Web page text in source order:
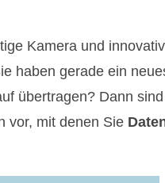
Kamera und
haben gerade ein
übertragen? Dann
vor, mit denen Sie